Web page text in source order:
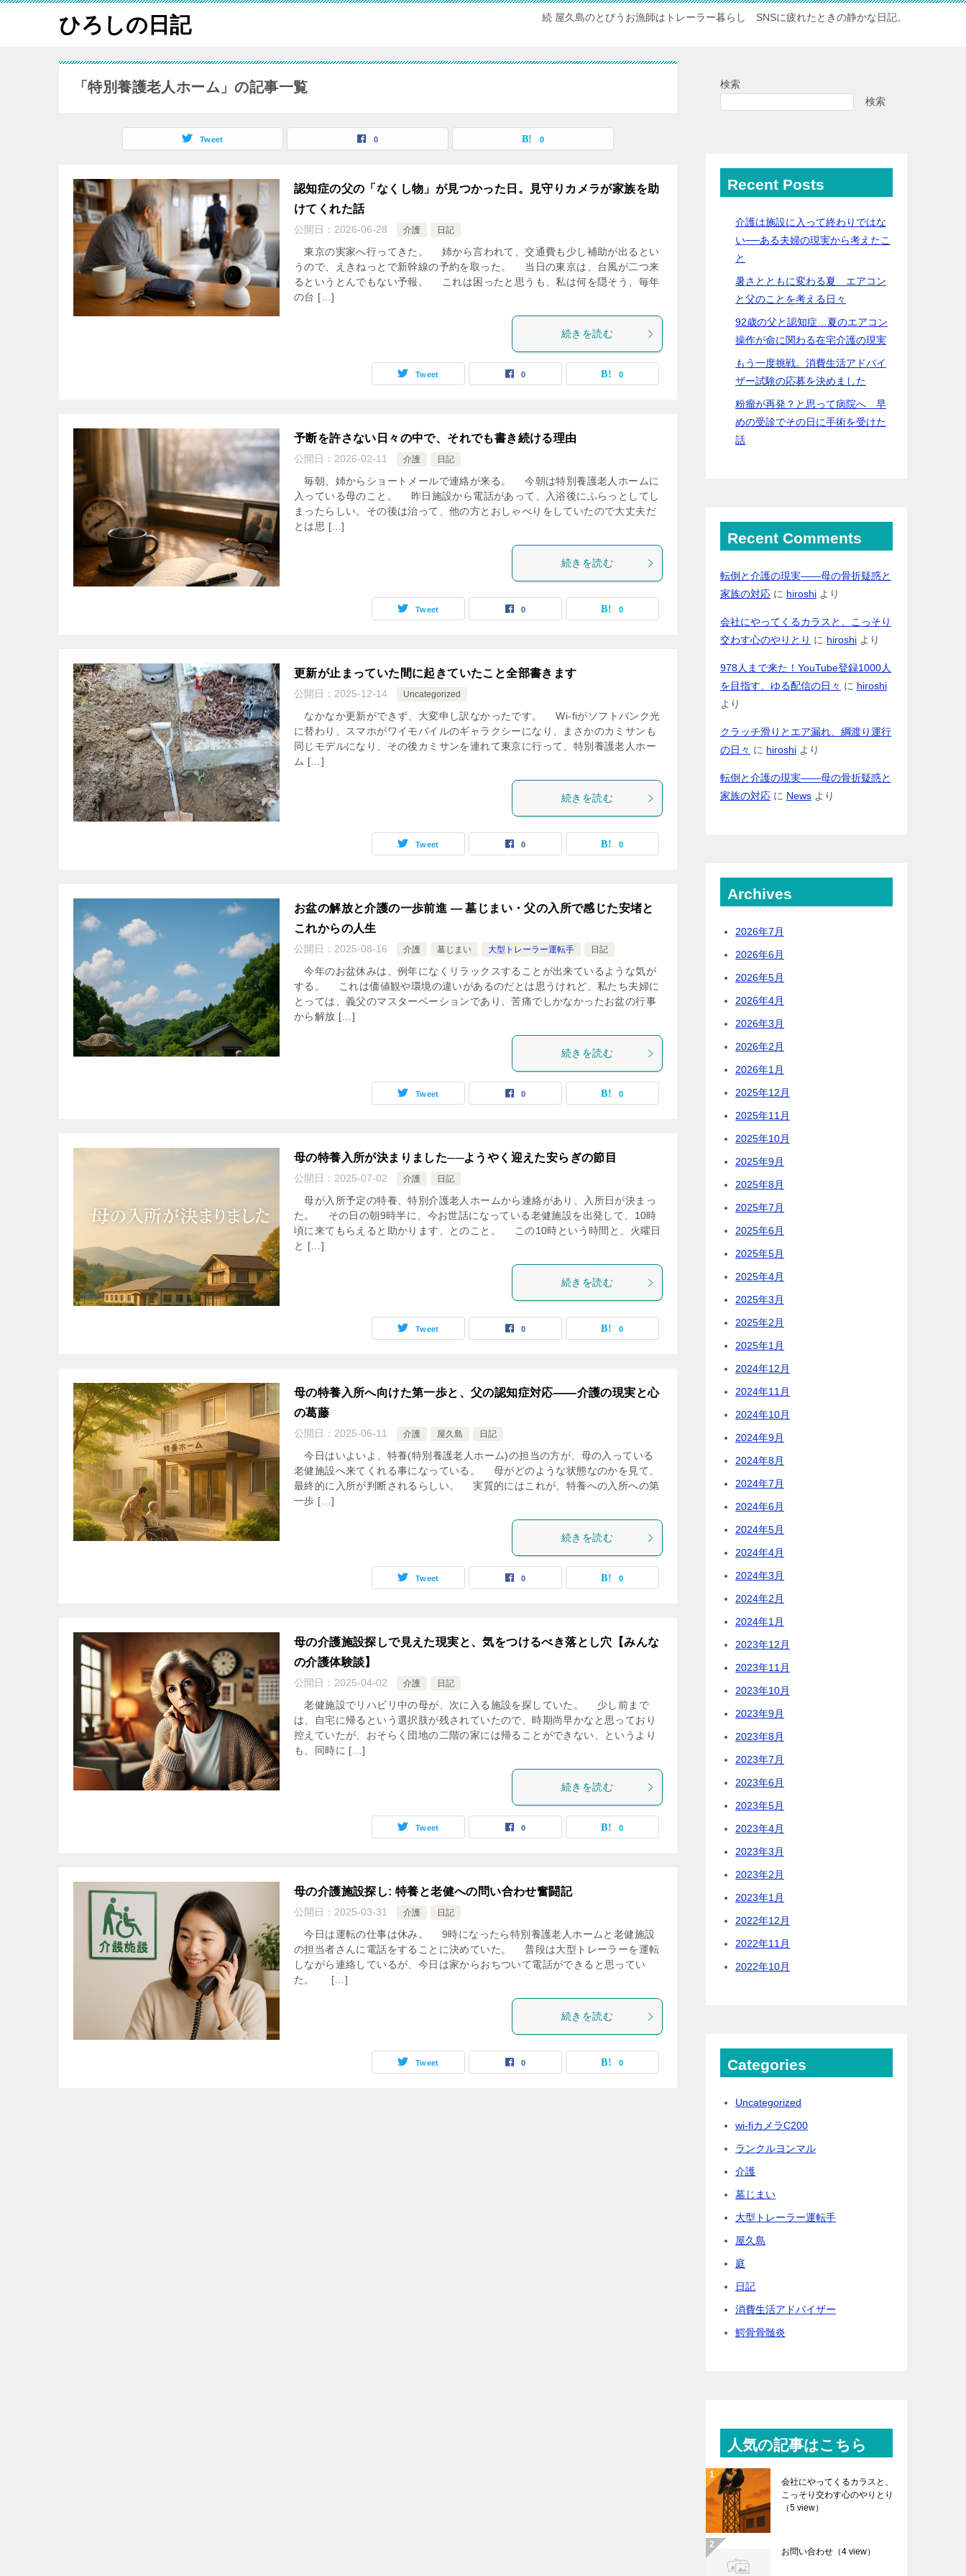
ひろしの日記 続 屋久島のとびうお漁師はトレーラー暮らし SNSに疲れたときの静かな日記。
「特別養護老人ホーム」の記事一覧
Tweet 0 0
認知症の父の「なくし物」が見つかった日。見守りカメラが家族を助
けてくれた話
公開日： 2026-06-28 介護 日記
東京の実家へ行ってきた。 姉から言われて、交通費も少し補助が出るとい
うので、えきねっとで新幹線の予約を取った。 当日の東京は、台風が二つ来
るというとんでもない予報。 これは困ったと思うも、私は何を隠そう、毎年
の台 […]
続きを読む
Tweet 0 0
予断を許さない日々の中で、それでも書き続ける理由
公開日： 2026-02-11 介護 日記
毎朝、姉からショートメールで連絡が来る。 今朝は特別養護老人ホームに
入っている母のこと。 昨日施設から電話があって、入浴後にふらっとしてし
まったらしい。その後は治って、他の方とおしゃべりをしていたので大丈夫だ
とは思 […]
続きを読む
Tweet 0 0
更新が止まっていた間に起きていたこと全部書きます
公開日： 2025-12-14 Uncategorized
なかなか更新ができず、大変申し訳なかったです。 Wi-fiがソフトバンク光
に替わり、スマホがワイモバイルのギャラクシーになり、まさかのカミサンも
同じモデルになり、その後カミサンを連れて東京に行って、特別養護老人ホー
ム […]
続きを読む
Tweet 0 0
お盆の解放と介護の一歩前進 ― 墓じまい・父の入所で感じた安堵と
これからの人生
公開日： 2025-08-16 介護 墓じまい 大型トレーラー運転手 日記
今年のお盆休みは、例年になくリラックスすることが出来ているような気が
する。 これは価値観や環境の違いがあるのだとは思うけれど、私たち夫婦に
とっては、義父のマスターベーションであり、苦痛でしかなかったお盆の行事
から解放 […]
続きを読む
Tweet 0 0
母の特養入所が決まりました──ようやく迎えた安らぎの節目
公開日： 2025-07-02 介護 日記
母が入所予定の特養、特別介護老人ホームから連絡があり、入所日が決まっ
た。 その日の朝9時半に、今お世話になっている老健施設を出発して、10時
頃に来てもらえると助かります、とのこと。 この10時という時間と、火曜日
と […]
続きを読む
Tweet 0 0
母の特養入所へ向けた第一歩と、父の認知症対応――介護の現実と心
の葛藤
公開日： 2025-06-11 介護 屋久島 日記
今日はいよいよ、特養(特別養護老人ホーム)の担当の方が、母の入っている
老健施設へ来てくれる事になっている。 母がどのような状態なのかを見て、
最終的に入所が判断されるらしい。 実質的にはこれが、特養への入所への第
一歩 […]
続きを読む
Tweet 0 0
母の介護施設探しで見えた現実と、気をつけるべき落とし穴【みんな
の介護体験談】
公開日： 2025-04-02 介護 日記
老健施設でリハビリ中の母が、次に入る施設を探していた。 少し前まで
は、自宅に帰るという選択肢が残されていたので、時期尚早かなと思っており
控えていたが、おそらく団地の二階の家には帰ることができない、というより
も、同時に […]
続きを読む
Tweet 0 0
母の介護施設探し: 特養と老健への問い合わせ奮闘記
公開日： 2025-03-31 介護 日記
今日は運転の仕事は休み。 9時になったら特別養護老人ホームと老健施設
の担当者さんに電話をすることに決めていた。 普段は大型トレーラーを運転
しながら連絡しているが、今日は家からおちついて電話ができると思ってい
た。 […]
続きを読む
Tweet 0 0
検索
検索
Recent Posts
介護は施設に入って終わりではな
い──ある夫婦の現実から考えたこ
と
暑さとともに変わる夏 エアコン
と父のことを考える日々
92歳の父と認知症…夏のエアコン
操作が命に関わる在宅介護の現実
もう一度挑戦。消費生活アドバイ
ザー試験の応募を決めました
粉瘤が再発？と思って病院へ 早
めの受診でその日に手術を受けた
話
Recent Comments
転倒と介護の現実――母の骨折疑惑と
家族の対応 に hiroshi より
会社にやってくるカラスと、こっそり
交わす心のやりとり に hiroshi より
978人まで来た！YouTube登録1000人
を目指す、ゆる配信の日々 に hiroshi
より
クラッチ滑りとエア漏れ、綱渡り運行
の日々 に hiroshi より
転倒と介護の現実――母の骨折疑惑と
家族の対応 に News より
Archives
2026年7月
2026年6月
2026年5月
2026年4月
2026年3月
2026年2月
2026年1月
2025年12月
2025年11月
2025年10月
2025年9月
2025年8月
2025年7月
2025年6月
2025年5月
2025年4月
2025年3月
2025年2月
2025年1月
2024年12月
2024年11月
2024年10月
2024年9月
2024年8月
2024年7月
2024年6月
2024年5月
2024年4月
2024年3月
2024年2月
2024年1月
2023年12月
2023年11月
2023年10月
2023年9月
2023年8月
2023年7月
2023年6月
2023年5月
2023年4月
2023年3月
2023年2月
2023年1月
2022年12月
2022年11月
2022年10月
Categories
Uncategorized
wi-fiカメラC200
ランクルヨンマル
介護
墓じまい
大型トレーラー運転手
屋久島
庭
日記
消費生活アドバイザー
鰐骨骨髄炎
人気の記事はこちら
会社にやってくるカラスと、
こっそり交わす心のやりとり
（5 view）
お問い合わせ （4 view）